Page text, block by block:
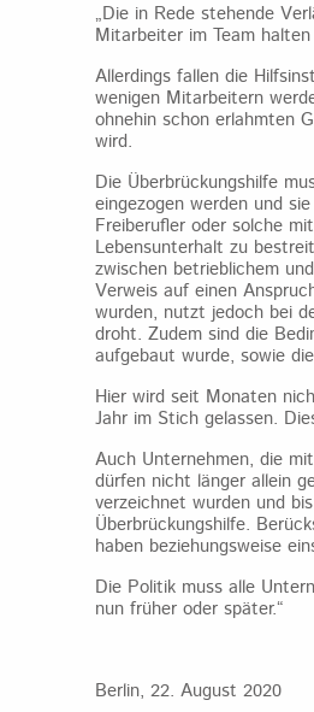
„Die in Rede stehende
Mitarbeiter im Team
Allerdings fallen die
wenigen Mitarbeitern
ohnehin schon erlahmten
wird.
Die Überbrückungshilfe
eingezogen werden und
Freiberufler oder solche
Lebensunterhalt zu
zwischen betrieblichem
Verweis auf einen
wurden, nutzt jedoch bei
droht. Zudem sind die
aufgebaut wurde, sowie
Hier wird seit Monaten
Jahr im Stich gelassen.
Auch Unternehmen, die
dürfen nicht länger allein
verzeichnet wurden und
Überbrückungshilfe.
haben beziehungsweise
Die Politik muss alle
nun früher oder später.“
Berlin, 22. August 2020